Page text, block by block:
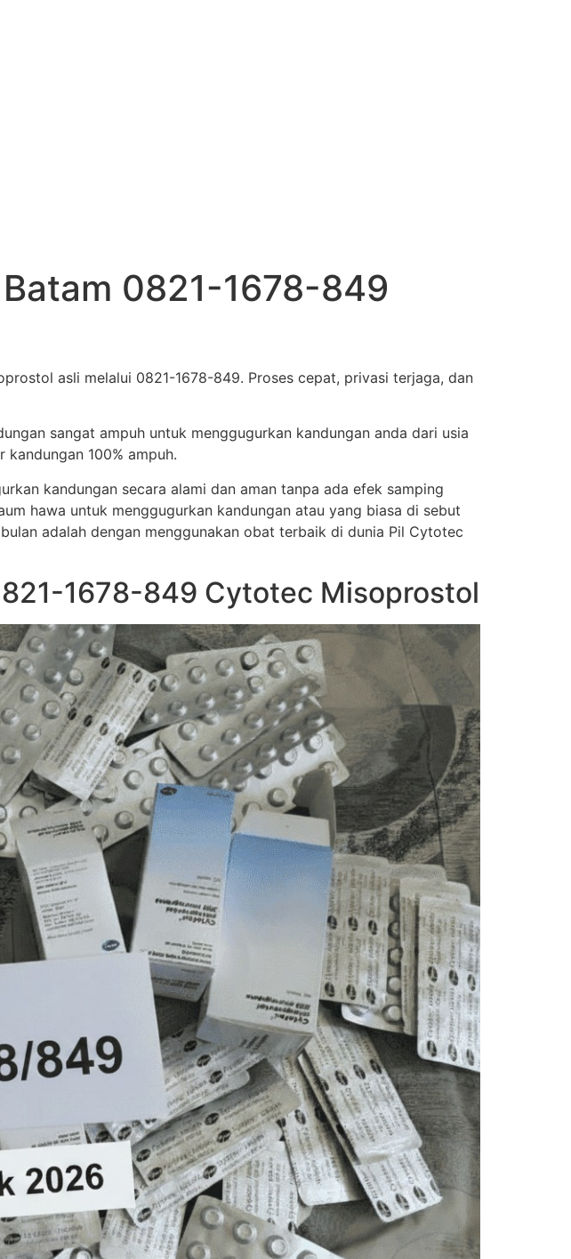
0821-1678-849
asli melalui 0821-1678-849. Proses cepat, privasi terjaga, dan
sangat ampuh untuk menggugurkan kandungan anda dari usia
100% ampuh.
kandungan secara alami dan aman tanpa ada efek samping
hawa untuk menggugurkan kandungan atau yang biasa di sebut
adalah dengan menggunakan obat terbaik di dunia Pil Cytotec
1678-849 Cytotec Misoprostol